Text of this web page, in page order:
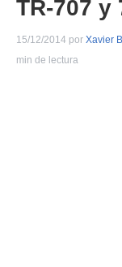
TR-707 y
15/12/2014 por Xavier
min de lectura